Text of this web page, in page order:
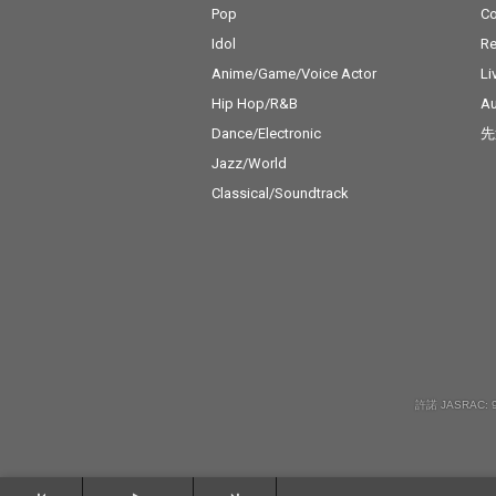
Pop
Idol
Anime/Game/Voice Actor
Hip Hop/R&B
Dance/Electronic
Jazz/World
Classical/Soundtrack
許諾 JASRAC: